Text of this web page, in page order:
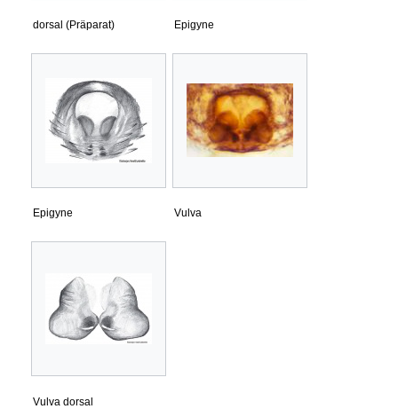
dorsal (Präparat) Epigyne
Epigyne Vulva
Vulva dorsal